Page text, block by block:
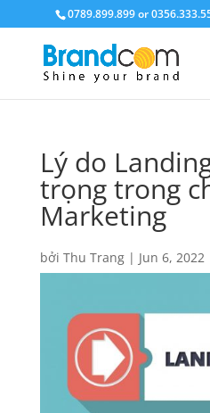
0789.899.899 or
Lý do
trọng trong
Marketing
bởi Thu Trang| Jun 6, 2022
Design